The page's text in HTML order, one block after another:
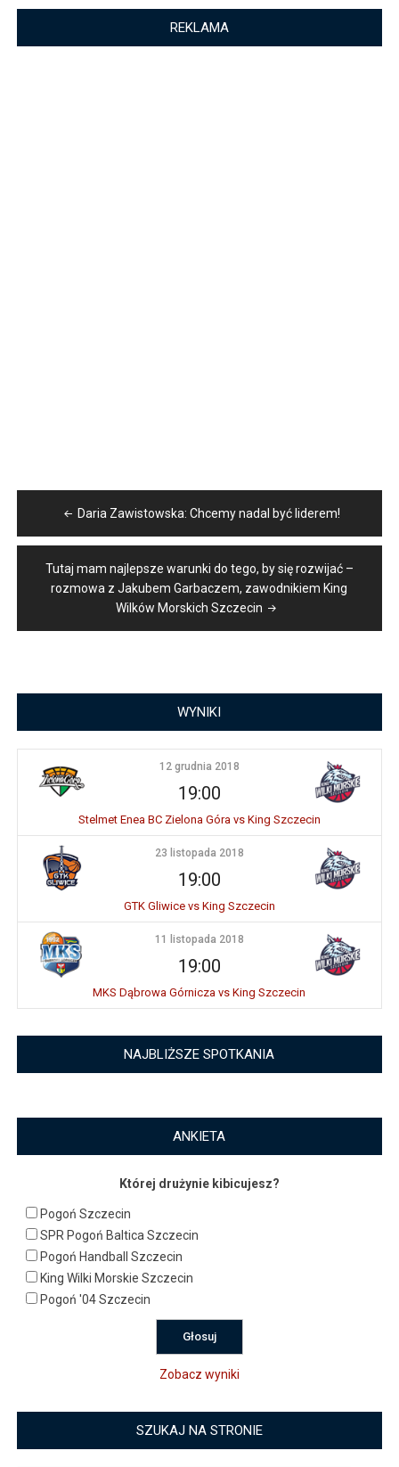
REKLAMA
Nawigacja
wpisu
Daria Zawistowska: Chcemy nadal być liderem!
Tutaj mam najlepsze warunki do tego, by się rozwijać –
rozmowa z Jakubem Garbaczem, zawodnikiem King
Wilków Morskich Szczecin
WYNIKI
12 grudnia 2018
19:00
Stelmet Enea BC Zielona Góra vs King Szczecin
23 listopada 2018
19:00
GTK Gliwice vs King Szczecin
11 listopada 2018
19:00
MKS Dąbrowa Górnicza vs King Szczecin
NAJBLIŻSZE SPOTKANIA
ANKIETA
Której drużynie kibicujesz?
Pogoń Szczecin
SPR Pogoń Baltica Szczecin
Pogoń Handball Szczecin
King Wilki Morskie Szczecin
Pogoń '04 Szczecin
Zobacz wyniki
SZUKAJ NA STRONIE